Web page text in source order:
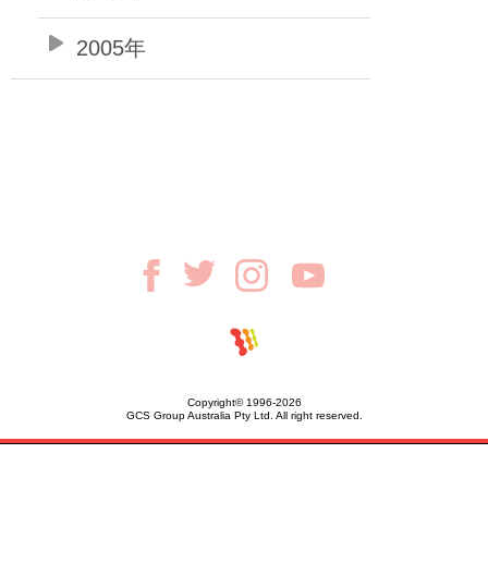
2005年
Copyright© 1996-2026
GCS Group Australia Pty Ltd. All right reserved.